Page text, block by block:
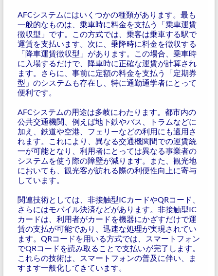
AFCシステムにはいくつかの種類があります。最も
一般的なものは、乗車時に料金を支払う「乗車運賃
徴収型」です。この方式では、乗客は乗車する駅で
運賃を支払います。次に、乗降時に料金を徴収する
「降車運賃徴収型」があります。この場合、乗車時
に入場するだけで、降車時に正確な運賃が計算され
ます。さらに、事前に定額の料金を支払う「定期券
型」のシステムも存在し、特に通勤通学者にとって
便利です。
AFCシステムの用途は多岐にわたります。都市内の
公共交通機関、例えば地下鉄やバス、トラムなどに
加え、鉄道や空港、フェリーなどの利用にも適用さ
れます。これにより、異なる交通機関間での運賃統
一が可能となり、利用者にとっては異なる事業者の
システムを使う際の障壁が減ります。また、観光地
においても、観光客が訪れる際の利便性向上に寄与
しています。
関連技術としては、非接触型ICカードやQRコード、
さらにはモバイル決済などがあります。非接触型IC
カードは、利用者がカードを機器にかざすだけで運
賃の支払が可能であり、迅速な処理が実現されてい
ます。QRコードを用いる方式では、スマートフォン
でQRコードを読み取ることで支払いが完了します。
これらの技術は、スマートフォンの普及に伴い、ま
すます一般化してきています。